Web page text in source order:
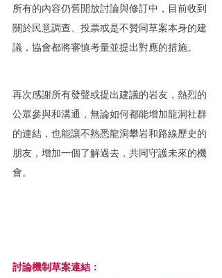
所有的內容仍舊開放討論與修訂中，目前收到
關於民意調查、投票或是不贊同草案本身的建
議，協會都將審慎考量並提出對應的措施。
再次感謝所有發聲或提出建議的岩友，熱烈的
公眾參與和溝通，無論如何都能增加龍洞社群
的連結，也能讓不熟悉龍洞攀岩和路線歷史的
朋友，增加一個了解過去，共同守護未來的機
會。
討論機制草案連結：